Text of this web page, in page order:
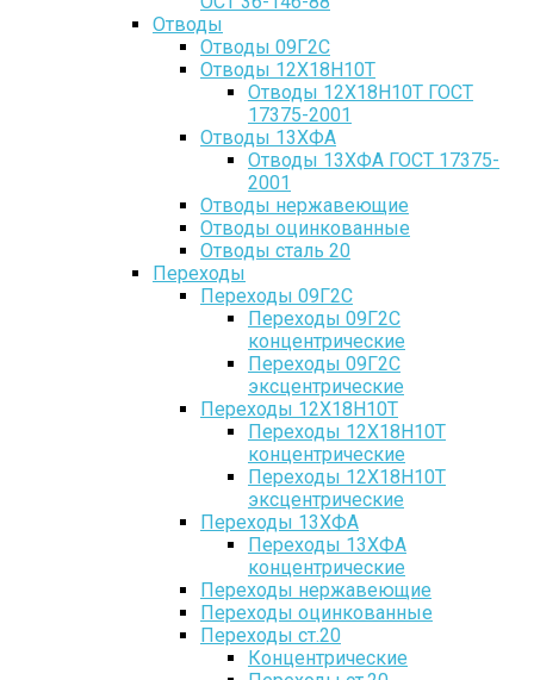
Отводы
Отводы 09Г2С
Отводы 12Х18Н10Т
Отводы 12Х18Н10Т ГОСТ
17375-2001
Отводы 13ХФА
Отводы 13ХФА ГОСТ 17375-
2001
Отводы нержавеющие
Отводы оцинкованные
Отводы сталь 20
Переходы
Переходы 09Г2С
Переходы 09Г2С
концентрические
Переходы 09Г2С
эксцентрические
Переходы 12Х18Н10Т
Переходы 12Х18Н10Т
концентрические
Переходы 12Х18Н10Т
эксцентрические
Переходы 13ХФА
Переходы 13ХФА
концентрические
Переходы нержавеющие
Переходы оцинкованные
Переходы ст.20
Концентрические